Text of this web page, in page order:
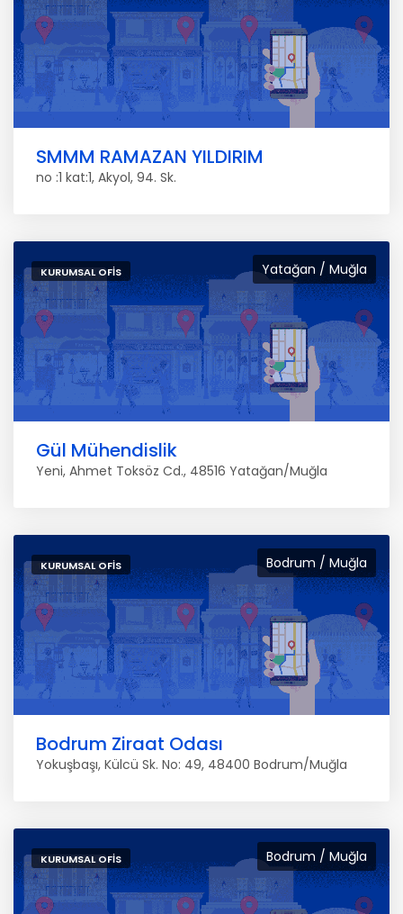
SMMM RAMAZAN YILDIRIM
no :1 kat:1, Akyol, 94. Sk.
Yatağan / Muğla
KURUMSAL OFIS
Gül Mühendislik
Yeni, Ahmet Toksöz Cd., 48516 Yatağan/Muğla
Bodrum / Muğla
KURUMSAL OFIS
Bodrum Ziraat Odası
Yokuşbaşı, Külcü Sk. No: 49, 48400 Bodrum/Muğla
Bodrum / Muğla
KURUMSAL OFIS